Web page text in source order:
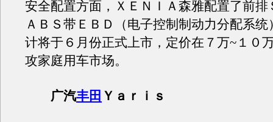
安全配置方面，ＸＥＮＩＡ森雅配置了前排
ＡＢＳ带ＥＢＤ（电子控制制动力分配系
计将于６月份正式上市，定价在７万~１０
攻家庭用车市场。
广汽丰田 Ｙａｒｉｓ